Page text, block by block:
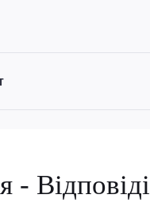
- Відповіді